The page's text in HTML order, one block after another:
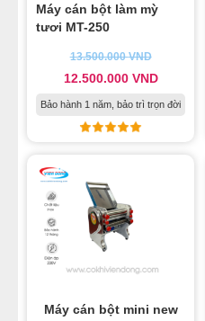
Máy cán bột làm mỳ
tươi MT-250
13.500.000VND
12.500.000 VND
Bảo hành 1 năm, bảo trì trọn đời
Máy cán bột mini new